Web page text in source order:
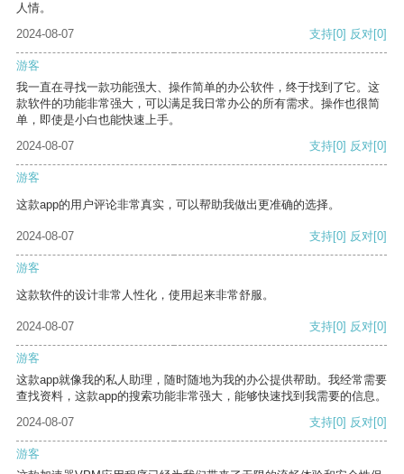
人情。
2024-08-07
支持[0] 反对[0]
游客
我一直在寻找一款功能强大、操作简单的办公软件，终于找到了它。这
款软件的功能非常强大，可以满足我日常办公的所有需求。操作也很简
单，即使是小白也能快速上手。
2024-08-07
支持[0] 反对[0]
游客
这款app的用户评论非常真实，可以帮助我做出更准确的选择。
2024-08-07 支持[0] 反对[0]
游客
这款软件的设计非常人性化，使用起来非常舒服。
2024-08-07 支持[0] 反对[0]
游客
这款app就像我的私人助理，随时随地为我的办公提供帮助。我经常需要
查找资料，这款app的搜索功能非常强大，能够快速找到我需要的信息。
2024-08-07
支持[0] 反对[0]
游客